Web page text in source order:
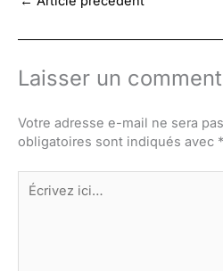
Laisser un
Votre adresse e-mail ne sera
obligatoires sont indiqués avec *
ici…